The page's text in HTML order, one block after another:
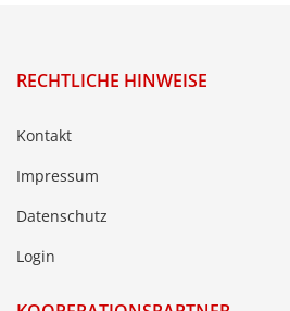
RECHTLICHE HINWEISE
Kontakt
Impressum
Datenschutz
Login